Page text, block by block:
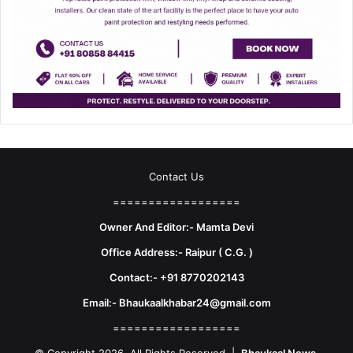
Contact Us
==================
Owner And Editor:- Mamta Devi
Office Address:- Raipur ( C.G. )
Contact:- +91 8770202143
Email:- Bhaukaalkhabar24@gmail.com
==================